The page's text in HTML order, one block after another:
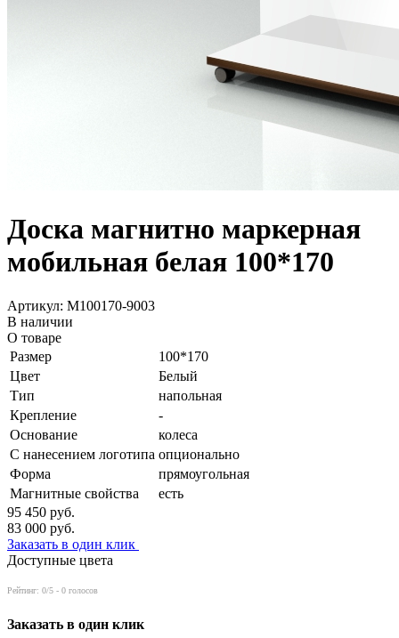
Доска магнитно маркерная
мобильная белая 100*170
Артикул: M100170-9003
В наличии
О товаре
Размер
100*170
Цвет
Белый
Тип
напольная
Крепление
-
Основание
колеса
С нанесением логотипа опционально
Форма
прямоугольная
Магнитные свойства
есть
95 450 руб.
83 000 руб.
Заказать в один клик
Доступные цвета
Рейтинг: 0/5 - 0 голосов
Заказать в один клик